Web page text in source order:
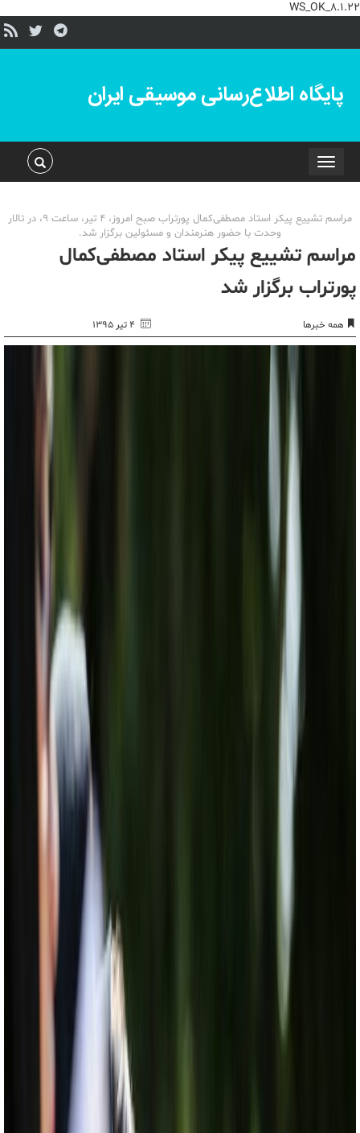
WS_OK_8.1.22
پایگاه اطلاع‌رسانی موسیقی ایران
Toggle
navigation
مراسم تشییع پیکر استاد مصطفی‌کمال پورتراب صبح امروز، 4 تیر، ساعت 9، در تالار
وحدت با حضور هنرمندان و مسئولین برگزار شد.
مراسم تشییع پیکر استاد مصطفی‌کمال
پورتراب برگزار شد
همه خبرها ۴ تیر ۱۳۹۵